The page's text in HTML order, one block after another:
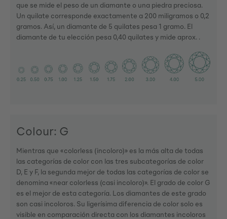
que se mide el peso de un diamante o una piedra preciosa.
Un quilate corresponde exactamente a 200 miligramos o 0,2
gramos. Así, un diamante de 5 quilates pesa 1 gramo. El
diamante de tu elección pesa 0,40 quilates y mide aprox. .
Colour: G
Mientras que «colorless (incoloro)» es la más alta de todas
las categorías de color con las tres subcategorías de color
D, E y F, la segunda mejor de todas las categorías de color se
denomina «near colorless (casi incoloro)». El grado de color G
es el mejor de esta categoría. Los diamantes de este grado
son casi incoloros. Su ligerísima diferencia de color solo es
visible en comparación directa con los diamantes incoloros